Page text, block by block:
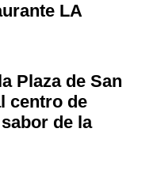
LA
Plaza de San
centro de
de la